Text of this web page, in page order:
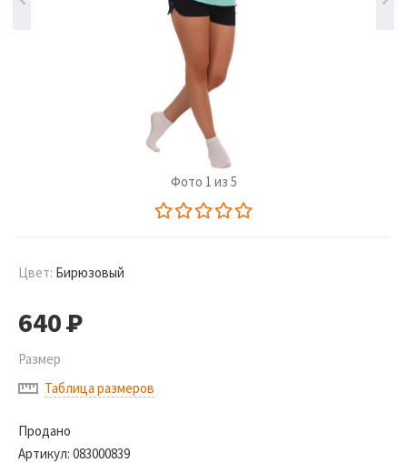
Фото 1 из 5
Цвет: Бирюзовый
640Р
Размер
Таблица размеров
Продано
Артикул: 083000839